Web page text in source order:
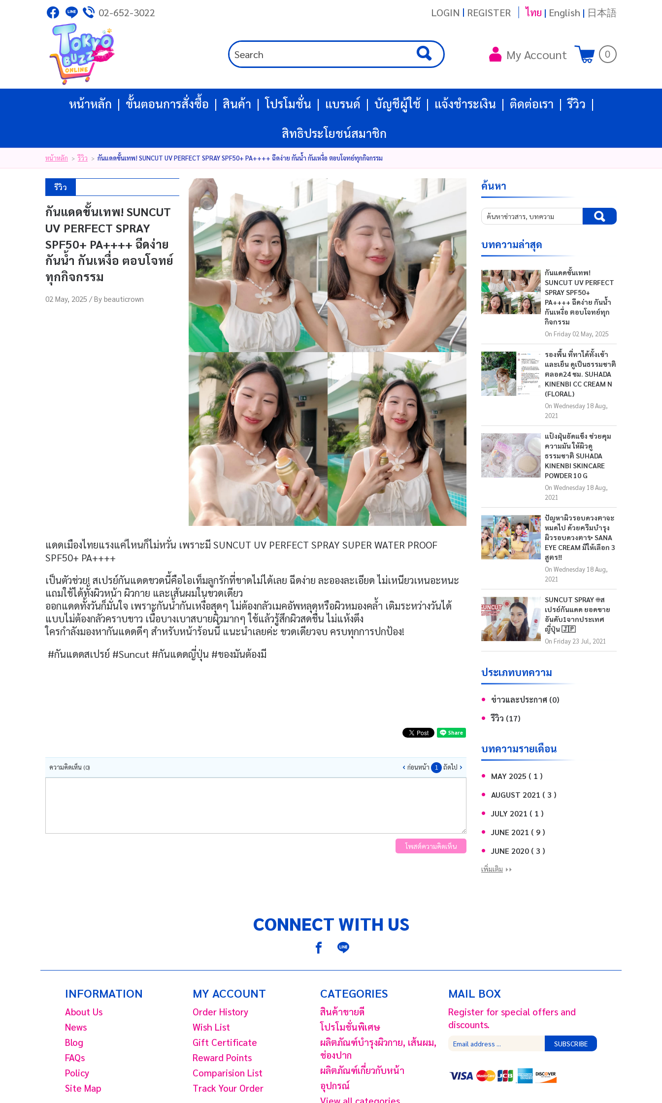
ไทย | English | 日本語
My Wishlist( 0 )
ขั้นตอนการสั่งซื้อ
ติดต่อเรา รีวิว
สิทธิประโยชน์สมาชิก
02-652-3022 ไทย | English | 日本語
LOGIN | REGISTER
My Account 0
หน้าหลัก ขั้นตอนการสั่งซื้อ สินค้า โปรโมชั่น แบรนด์ บัญชีผู้ใช้ แจ้งชำระเงิน ติดต่อเรา
รีวิว
สิทธิประโยชน์สมาชิก
หน้าหลัก > รีวิว > กันแดดขั้นเทพ! SUNCUT UV PERFECT SPRAY SPF50+ PA++++ ฉีดง่าย กันน้ำ กันเหงื่อ ตอบโจทย์ทุกกิจกรรม
รีวิว
กันแดดขั้นเทพ! SUNCUT
UV PERFECT SPRAY
SPF50+ PA++++ ฉีดง่าย
กันน้ำ กันเหงื่อ ตอบโจทย์
ทุกกิจกรรม
02 May, 2025 / By beauticrown
แดดเมืองไทยแรงแค่ไหนก็ไม่หวั่น เพราะมี SUNCUT UV PERFECT SPRAY SUPER WATER PROOF
SPF50+ PA++++
เป็นตัวช่วย! สเปรย์กันแดดขวดนี้คือไอเท็มลูกรักที่ขาดไม่ได้เลย ฉีดง่าย ละอองละเอียด ไม่เหนียวเหนอะหนะ
แถมใช้ได้ทั้งผิวหน้า ผิวกาย และเส้นผมในขวดเดียว
ออกแดดทั้งวันก็มั่นใจ เพราะกันน้ำกันเหงื่อสุดๆ ไม่ต้องกลัวเมคอัพหลุดหรือผิวหมองคล้ำ เติมระหว่างวันได้
แบบไม่ต้องกลัวคราบขาว เนื้อบางเบาสบายผิวมากๆ ใช้แล้วรู้สึกผิวสดชื่น ไม่แห้งตึง
ใครกำลังมองหากันแดดดีๆ สำหรับหน้าร้อนนี้ แนะนำเลยค่ะ ขวดเดียวจบ ครบทุกการปกป้อง!
#กันแดดสเปรย์ #Suncut #กันแดดญี่ปุ่น #ของมันต้องมี
ความคิดเห็น (0) ก่อนหน้า 1 ถัดไป
โพสต์ความคิดเห็น
ค้นหา
บทความล่าสุด
กันแดดขั้นเทพ!
SUNCUT UV PERFECT
SPRAY SPF50+
PA++++ ฉีดง่าย กันน้ำ
กันเหงื่อ ตอบโจทย์ทุก
กิจกรรม
On Friday 02 May, 2025
รองพื้น ที่ทาได้ทั้งเช้า
และเย็น ดูเป็นธรรมชาติ
ตลอด24 ชม. SUHADA
KINENBI CC CREAM N
(FLORAL)
On Wednesday 18 Aug,
2021
แป้งฝุ่นอัดแข็ง ช่วยคุม
ความมัน ให้ผิวดู
ธรรมชาติ SUHADA
KINENBI SKINCARE
POWDER 10 G
On Wednesday 18 Aug,
2021
ปัญหาผิวรอบดวงตาจะ
หมดไป ด้วยครีมบำรุง
ผิวรอบดวงตา✨ SANA
EYE CREAM มีให้เลือก 3
สูตร‼️
On Wednesday 18 Aug,
2021
SUNCUT SPRAY ☀️ส
เปรย์กันแดด ยอดขาย
อันดับ1จากประเทศ
ญี่ปุ่น 🇯🇵
On Friday 23 Jul, 2021
ประเภทบทความ
ข่าวและประกาศ (0)
รีวิว (17)
บทความรายเดือน
MAY 2025 ( 1 )
AUGUST 2021 ( 3 )
JULY 2021 ( 1 )
JUNE 2021 ( 9 )
JUNE 2020 ( 3 )
เพิ่มเติม
CONNECT WITH US
INFORMATION
About Us
News
Blog
FAQs
Policy
Site Map
MY ACCOUNT
Order History
Wish List
Gift Certificate
Reward Points
Comparision List
Track Your Order
CATEGORIES
สินค้าขายดี
โปรโมชั่นพิเศษ
ผลิตภัณฑ์บํารุงผิวกาย, เส้นผม,
ช่องปาก
ผลิตภัณฑ์เกี่ยวกับหน้า
อุปกรณ์
View all categories...
MAIL BOX
Register for special offers and
discounts.
SUBSCRIBE